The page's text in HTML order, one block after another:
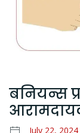
बनियन्स
July 22, 2024